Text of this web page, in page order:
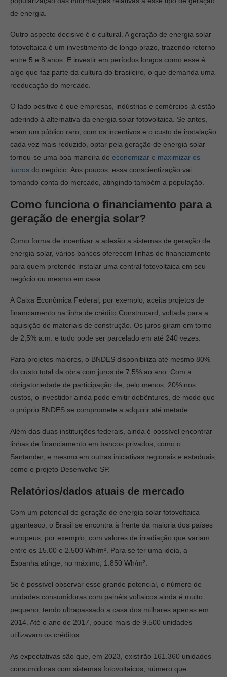
de energia.
Outro aspecto decisivo é o cultural. A geração de energia solar
fotovoltaica é um investimento de longo prazo, trazendo retorno
entre 5 e 8 anos. E investir em períodos longos como esse é
algo que faz parte da cultura do brasileiro, o que demanda uma
reeducação do mercado.
O lado positivo é que empresas, indústrias e comércios já estão
aderindo à alternativa da energia solar fotovoltaica. Se antes,
eram um público raro, com os incentivos e o custo de instalação
cada vez mais reduzido, optar pela geração de energia solar
tornou-se uma boa maneira de economizar e maximizar os
lucros do negócio. Aos poucos, essa conscientização vai
tomando conta do mercado, atingindo também a população.
Como funciona o financiamento para a
geração de energia solar?
Como forma de incentivar a adesão a sistemas de geração de
energia solar, vários bancos oferecem linhas de financiamento
para quem pretende instalar uma central fotovoltaica em seu
negócio ou mesmo em casa.
A Caixa Econômica Federal, por exemplo, aceita projetos de
financiamento na linha de crédito Construcard, voltada para a
aquisição de materiais de construção. Os juros giram em torno
de 2,5% a.m. e tudo pode ser parcelado em até 240 vezes.
Para projetos maiores, o BNDES disponibiliza até mesmo 80%
do custo total da obra com juros de 7,5% ao ano. Com a
obrigatoriedade de participação de, pelo menos, 20% nos
custos, o investidor ainda pode emitir debêntures, de modo que
o próprio BNDES se compromete a adquirir até metade.
Além das duas instituições federais, ainda é possível encontrar
linhas de financiamento em bancos privados, como o
Santander, e mesmo em outras iniciativas regionais e estaduais,
como o projeto Desenvolve SP.
Relatórios/dados atuais de mercado
Com um potencial de geração de energia solar fotovoltaica
gigantesco, o Brasil se encontra à frente da maioria dos países
europeus, por exemplo, com valores de irradiação que variam
entre os 15.00 e 2.500 Wh/m². Para se ter uma ideia, a
Espanha atinge, no máximo, 1.850 Wh/m².
Se é possível observar esse grande potencial, o número de
unidades consumidoras com painéis voltaicos ainda é muito
pequeno, tendo ultrapassado a casa dos milhares apenas em
2014. Até o ano de 2017, pouco mais de 9.500 unidades
utilizavam os créditos.
As expectativas são que, em 2023, existirão 161.360 unidades
consumidoras com sistemas fotovoltaicos, número que